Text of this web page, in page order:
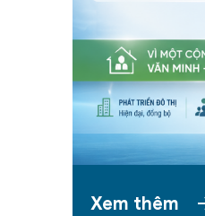
Xem thêm